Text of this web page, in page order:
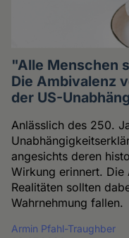
"Alle Menschen
Die Ambivalenz
der US-
Anlässlich des 250.
angesichts deren
Wirkung erinnert. Die
Realitäten sollten
Wahrnehmung fallen.
Armin Pfahl-Traughber